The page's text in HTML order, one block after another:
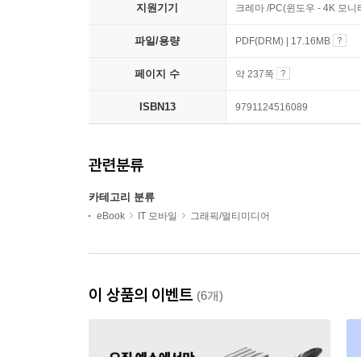
지원기기 크레마 /PC(윈도우 - 4K 모
파일/용량 PDF(DRM) | 17.16MB
페이지 수 약 237쪽
ISBN13 9791124516089
관련분류
카테고리 분류
eBook IT 모바일 그래픽/멀티미디어
이 상품의 이벤트 (6개)